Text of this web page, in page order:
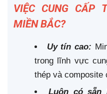
VIỆC CUNG CẤP
MIỀN BẮC?
Uy tín cao:
trong lĩnh vực
thép và composite
Luôn có sẵn